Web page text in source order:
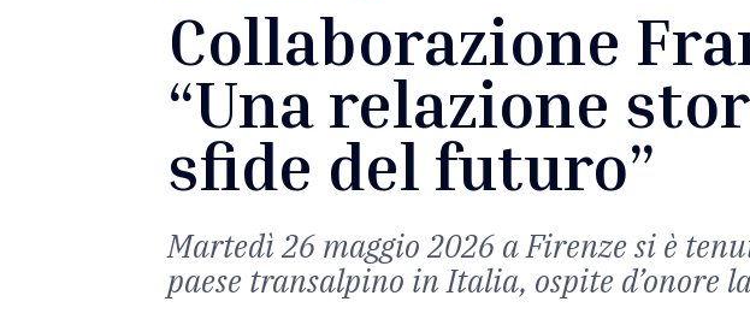
Collaborazione
“Una relazione
sfide del futuro”
Martedì 26 maggio 2026 a Firenze si è
paese transalpino in Italia, ospite d’onore